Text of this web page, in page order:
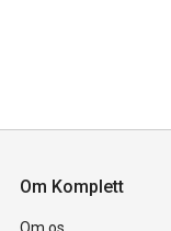
Om Komplett